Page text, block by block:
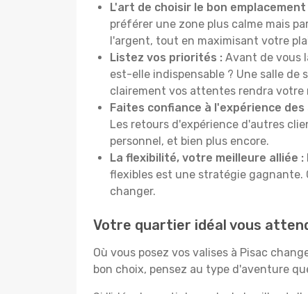
L'art de choisir le bon emplacement
préférer une zone plus calme mais
l'argent, tout en maximisant votre
Listez vos priorités : Avant de vous
est-elle indispensable ? Une salle
clairement vos attentes rendra votre
Faites confiance à l'expérience
Les retours d'expérience d'autres
personnel, et bien plus encore.
La flexibilité, votre meilleure alliée :
flexibles est une stratégie gagnante.
changer.
Votre quartier idéal vous
Où vous posez vos valises à Pisac
bon choix, pensez au type d'aventure